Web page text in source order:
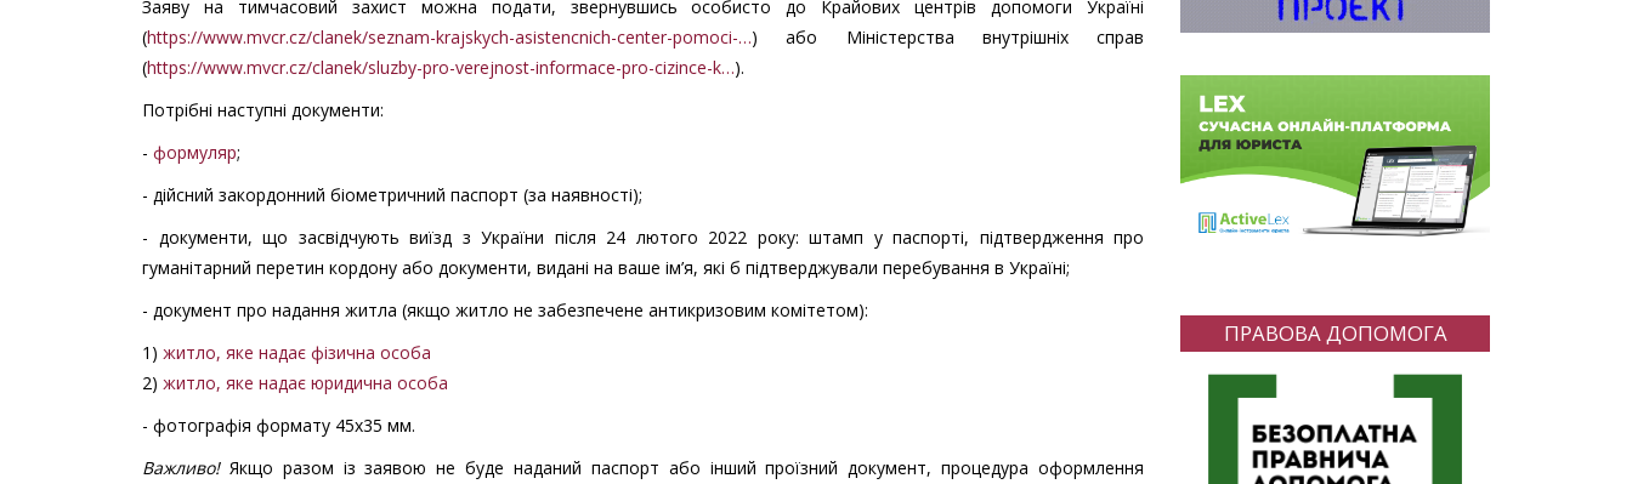
Заяву на тимчасовий захист можна подати, звернувшись особисто до Крайових центрів допомоги Україні
(https://www.mvcr.cz/clanek/seznam-krajskych-asistencnich-center-pomoci-…) або Міністерства внутрішніх справ
(https://www.mvcr.cz/clanek/sluzby-pro-verejnost-informace-pro-cizince-k…).
Потрібні наступні документи:
- формуляр;
- дійсний закордонний біометричний паспорт (за наявності);
- документи, що засвідчують виїзд з України після 24 лютого 2022 року: штамп у паспорті, підтвердження про
гуманітарний перетин кордону або документи, видані на ваше ім’я, які б підтверджували перебування в Україні;
- документ про надання житла (якщо житло не забезпечене антикризовим комітетом):
1) житло, яке надає фізична особа
2) житло, яке надає юридична особа
- фотографія формату 45х35 мм.
Важливо!Якщо разом із заявою не буде наданий паспорт або інший проїзний документ, процедура оформлення
ПРАВОВА ДОПОМОГА